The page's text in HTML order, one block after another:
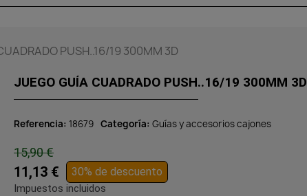
PUSH..16/19 300MM 3D
JUEGO GUÍA CUADRADO PUSH..16/19 300MM 3D
Referencia 18679 Categoría Guías y accesorios cajones
15,90 €
11,13 € 30% de descuento
Impuestos incluidos